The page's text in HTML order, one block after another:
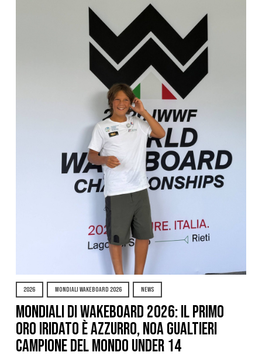
2026 MONDIALI WAKEBOARD 2026 NEWS
Mondiali di Wakeboard 2026: il primo
oro iridato è azzurro, Noa Gualtieri
campione del mondo Under 14